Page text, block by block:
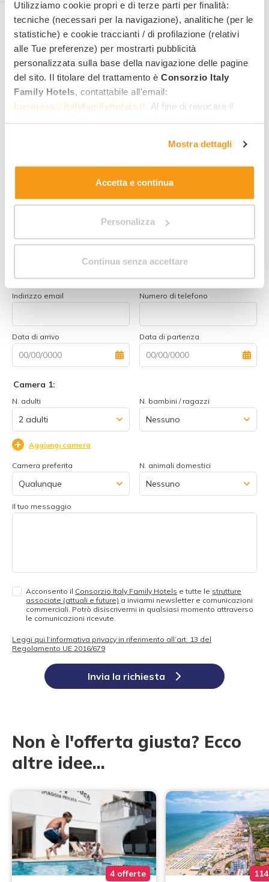
Utilizziamo cookie propri e di terze parti per finalità:
tecniche (necessari per la navigazione), analitiche (per le
statistiche) e cookie traccianti / di profilazione (relativi
alle Tue preferenze) per mostrarti pubblicità
personalizzata sulla base della navigazione delle pagine
del sito. Il titolare del trattamento è Consorzio Italy
Family Hotels, contattabile all'email:
business@italyfamilyhotels.it . Al fine di revocare il
. Allo stesso link trovi la nostra informativa
estesa sui cookie.
Mostra dettagli
Accetta e continua
Personalizza
Continua senza accettare
Note e condizioni
Offerta valida dal 6 al 13 settembre 2026
Richiedi informazioni per
Miglior tariffa family
Quotazione rapida per mail
Risposta diretta dall’hotel
Indirizzo email Numero di telefono
Data di arrivo Data di partenza
Camera 1:
N. adulti N. bambini / ragazzi
Aggiungi camera
Camera preferita N. animali domestici
Il tuo messaggio
Acconsento il Consorzio Italy Family Hotels e tutte le strutture
associate (attuali e future) a inviarmi newsletter e comunicazioni
commerciali. Potrò disiscrivermi in qualsiasi momento attraverso
le comunicazioni ricevute.
Leggi qui l’informativa privacy in riferimento all’art. 13 del
Regolamento UE 2016/679
Invia la richiesta
Non è l'offerta giusta? Ecco
altre idee...
4 offerte